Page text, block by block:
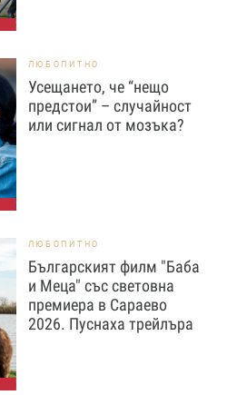
ЛЮБОПИТНО
Усещането, че “нещо
предстои” – случайност
или сигнал от мозъка?
ЛЮБОПИТНО
Българският филм "Баба
и Меца" със световна
премиера в Сараево
2026. Пуснаха трейлъра